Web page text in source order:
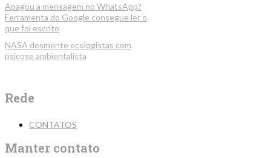
Apagou a mensagem no WhatsApp?
Ferramenta do Google consegue ler o
que foi escrito
NASA desmente ecologistas com
psicose ambientalista
Rede
CONTATOS
Manter contato